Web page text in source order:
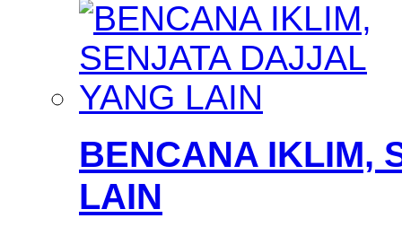
BENCANA IKLIM,
LAIN